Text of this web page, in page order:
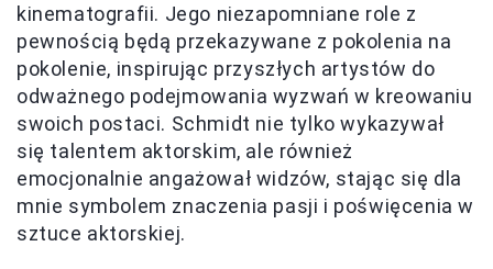
kinematografii. Jego niezapomniane role z
pewnością będą przekazywane z pokolenia na
pokolenie, inspirując przyszłych artystów do
odważnego podejmowania wyzwań w kreowaniu
swoich postaci. Schmidt nie tylko wykazywał
się talentem aktorskim, ale również
emocjonalnie angażował widzów, stając się dla
mnie symbolem znaczenia pasji i poświęcenia w
sztuce aktorskiej.